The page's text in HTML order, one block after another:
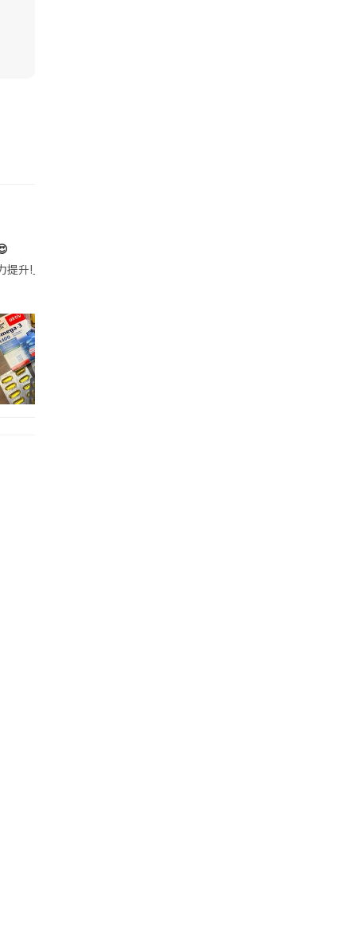
帶的行動電源機身已標示「10000mAh」，卻仍被要求當場丟
提升!｣ 長時間對住電腦､剪片寫稿,成日覺得眼睛乾澀､腦袋好似｢斷